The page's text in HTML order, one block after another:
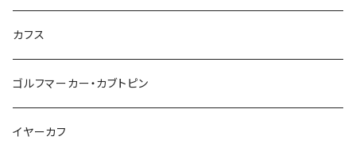
星
鳥
てんとう虫
鳥
食品
カモフラージュ
square
天使
マーブル
音楽
カメオ
羊
牛
カメ
星
カメラ
音楽
バイオリン
カメオ
ハロウィン
紐
鳥
星
アルファベット
ハロウィン
スクエア
結び
カフス
ゴルフマーカー・カブトピン
イヤーカフ